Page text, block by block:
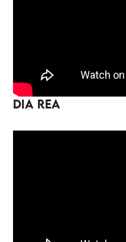
DIA REA